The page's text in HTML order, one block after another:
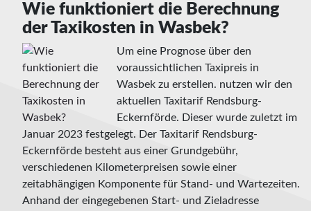
Wie funktioniert die Berechnung
der Taxikosten in Wasbek?
Um eine Prognose über den
voraussichtlichen Taxipreis in
Wasbek zu erstellen. nutzen wir den
aktuellen Taxitarif Rendsburg-
Eckernförde. Dieser wurde zuletzt im
Januar 2023 festgelegt. Der Taxitarif Rendsburg-
Eckernförde besteht aus einer Grundgebühr,
verschiedenen Kilometerpreisen sowie einer
zeitabhängigen Komponente für Stand- und Wartezeiten.
Anhand der eingegebenen Start- und Zieladresse